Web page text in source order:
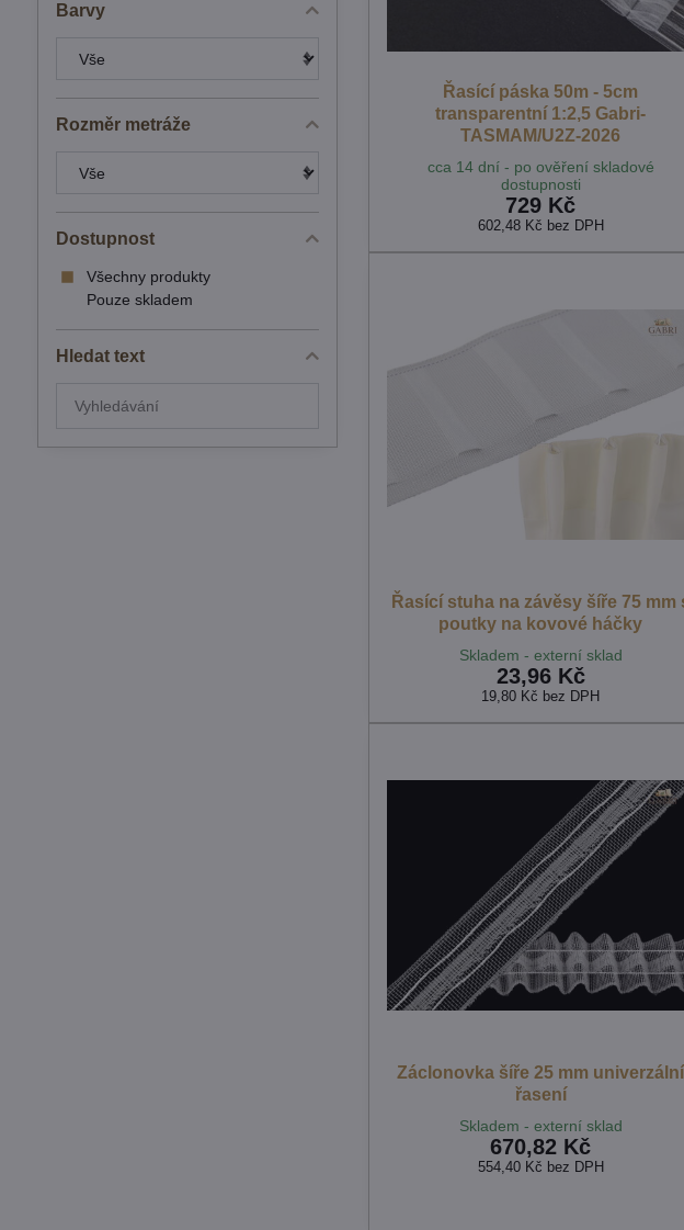
Řasící páska 50m - 5cm
transparentní 1:2,5 Gabri-
TASMAM/U2Z-2026
cca 14 dní - po ověření skladové
dostupnosti
729 Kč
602,48 Kč bez DPH
Řasící stuha na závěsy šíře 75 mm
poutky na kovové háčky
Skladem - externí sklad
23,96 Kč
19,80 Kč bez DPH
Záclonovka šíře 25 mm univerzální
řasení
Skladem - externí sklad
670,82 Kč
554,40 Kč bez DPH
Barvy
Rozměr metráže
Dostupnost
Všechny produkty
Pouze skladem
Hledat text
výsledky
filtru